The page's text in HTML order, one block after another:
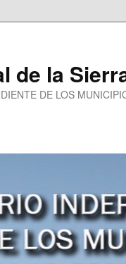
de la
DE LOS